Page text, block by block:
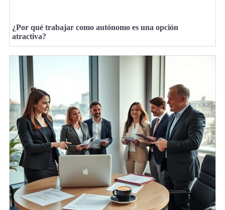
¿Por qué trabajar como autónomo es una opción
atractiva?